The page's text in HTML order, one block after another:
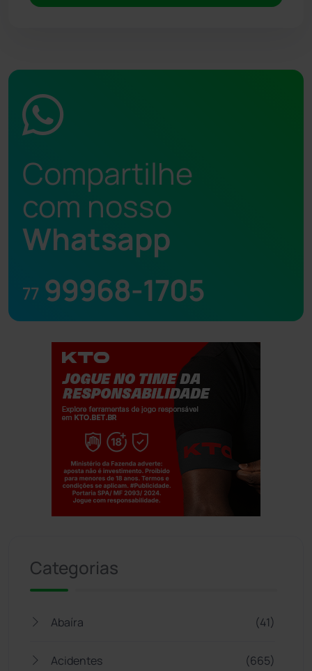
Compartilhe
com nosso
Whatsapp
77 99968-1705
Categorias
Abaíra (41)
Acidentes (665)